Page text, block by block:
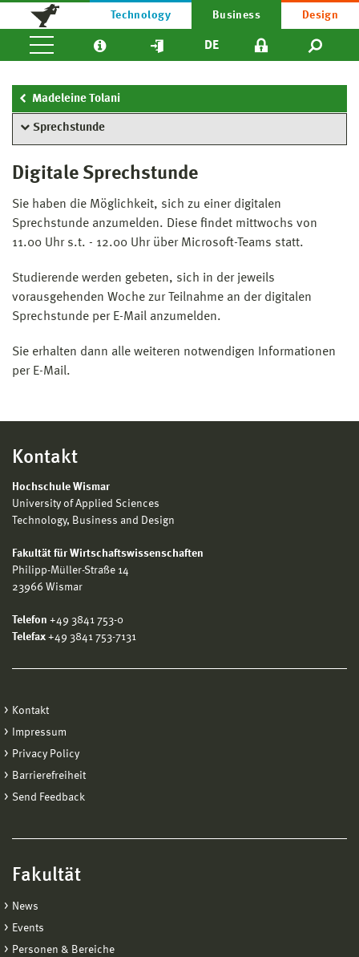
Technology Business Design
DE
Madeleine Tolani
Sprechstunde
Digitale Sprechstunde
Sie haben die Möglichkeit, sich zu einer digitalen
Sprechstunde anzumelden. Diese findet mittwochs von
11.00 Uhr s.t. - 12.00 Uhr über Microsoft-Teams statt.
Studierende werden gebeten, sich in der jeweils
vorausgehenden Woche zur Teilnahme an der digitalen
Sprechstunde per E-Mail anzumelden.
Sie erhalten dann alle weiteren notwendigen Informationen
per E-Mail.
Kontakt
Hochschule Wismar
University of Applied Sciences
Technology, Business and Design
Fakultät für Wirtschaftswissenschaften
Philipp-Müller-Straße 14
23966 Wismar
Telefon +49 3841 753-0
Telefax +49 3841 753-7131
Kontakt
Impressum
Privacy Policy
Barrierefreiheit
Send Feedback
Fakultät
News
Events
Personen & Bereiche